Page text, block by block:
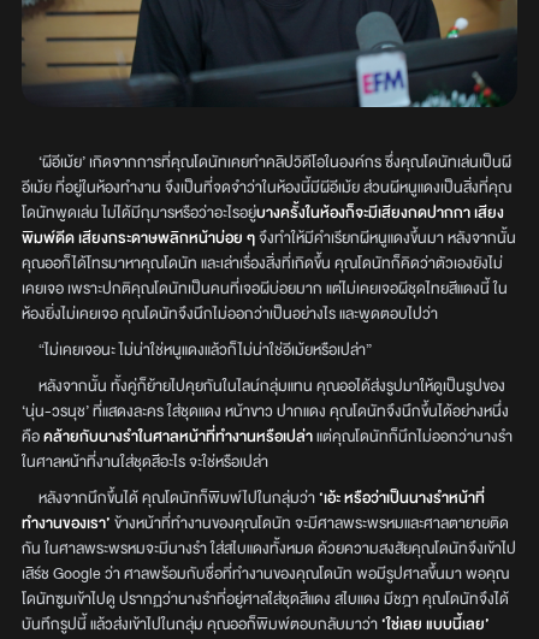
‘ผีอีเม้ย’ เกิดจากการที่คุณโดนัทเคยทำคลิปวิดีโอในองค์กร ซึ่งคุณโดนัทเล่นเป็นผี
อีเม้ย ที่อยู่ในห้องทำงาน จึงเป็นที่จดจำว่าในห้องนี้มีผีอีเม้ย ส่วนผีหนูแดงเป็นสิ่งที่คุณ
โดนัทพูดเล่น ไม่ได้มีกุมารหรือว่าอะไรอยู่บางครั้งในห้องก็จะมีเสียงกดปากกา เสียง
พิมพ์ดีด เสียงกระดาษพลิกหน้าบ่อย ๆจึงทำให้มีคำเรียกผีหนูแดงขึ้นมา หลังจากนั้น
คุณออก็ได้โทรมาหาคุณโดนัท และเล่าเรื่องสิ่งที่เกิดขึ้น คุณโดนัทก็คิดว่าตัวเองยังไม่
เคยเจอ เพราะปกติคุณโดนัทเป็นคนที่เจอผีบ่อยมาก แต่ไม่เคยเจอผีชุดไทยสีแดงนี้ ใน
ห้องยิ่งไม่เคยเจอ คุณโดนัทจึงนึกไม่ออกว่าเป็นอย่างไร และพูดตอบไปว่า
“ไม่เคยเจอนะ ไม่น่าใช่หนูแดงแล้วก็ไม่น่าใช่อีเม้ยหรือเปล่า”
หลังจากนั้น ทั้งคู่ก็ย้ายไปคุยกันในไลน์กลุ่มแทน คุณออได้ส่งรูปมาให้ดูเป็นรูปของ
‘นุ่น-วรนุช’ ที่แสดงละคร ใส่ชุดแดง หน้าขาว ปากแดง คุณโดนัทจึงนึกขึ้นได้อย่างหนึ่ง
คือคล้ายกับนางรำในศาลหน้าที่ทำงานหรือเปล่าแต่คุณโดนัทก็นึกไม่ออกว่านางรำ
ในศาลหน้าที่งานใส่ชุดสีอะไร จะใช่หรือเปล่า
หลังจากนึกขึ้นได้ คุณโดนัทก็พิมพ์ไปในกลุ่มว่า‘เอ้ะ หรือว่าเป็นนางรำหน้าที่
ทำงานของเรา’ข้างหน้าที่ทำงานของคุณโดนัท จะมีศาลพระพรหมและศาลตายายติด
กัน ในศาลพระพรหมจะมีนางรำ ใส่สไบแดงทั้งหมด ด้วยความสงสัยคุณโดนัทจึงเข้าไป
เสิร์ช Google ว่า ศาลพร้อมกับชื่อที่ทำงานของคุณโดนัท พอมีรูปศาลขึ้นมา พอคุณ
โดนัทซูมเข้าไปดู ปรากฏว่านางรำที่อยู่ศาลใส่ชุดสีแดง สไบแดง มีชฎา คุณโดนัทจึงได้
บันทึกรูปนี้ แล้วส่งเข้าไปในกลุ่ม คุณออก็พิมพ์ตอบกลับมาว่า‘ใช่เลย แบบนี้เลย’